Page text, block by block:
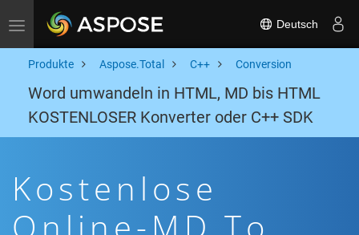
Toggle navigation Deutsch
Produkte Aspose.Total C++ Conversion
Word umwandeln in HTML, MD bis HTML
KOSTENLOSER Konverter oder C++ SDK
Kostenlose